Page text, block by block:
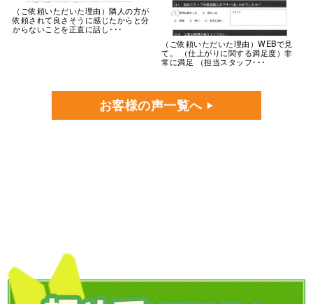
（ご依頼いただいた理由）隣人の方が
依頼されて良さそうに感じたからと分
からないことを正直に話し･･･
（ご依頼いただいた理由）WEBで見
て。 （仕上がりに関する満足度）非
常に満足 （担当スタッフ･･･
お客様の声一覧へ